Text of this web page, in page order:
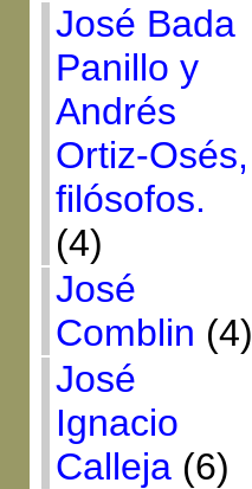
José Bada
Panillo y
Andrés
Ortiz-Osés,
filósofos.
(4)
José
Comblin (4)
José
Ignacio
Calleja(6)